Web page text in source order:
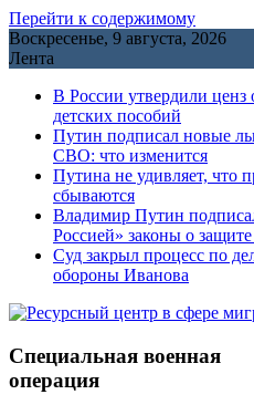
Перейти к содержимому
Воскресенье, 9 августа, 2026
Лента
В России утвердили ценз
детских пособий
Путин подписал новые
СВО: что изменится
Путина не удивляет, что
сбываются
Владимир Путин
Россией» законы о
Cуд закрыл процесс по
обороны Иванова
Специальная военная
операция